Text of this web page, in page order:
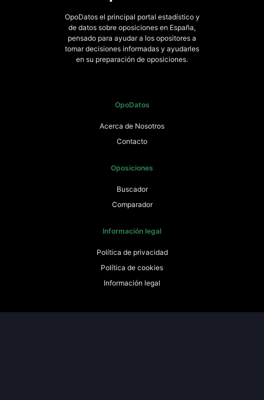
OpoDatos el principal portal estadístico y
de datos sobre oposiciones en España,
pensado para ayudar a los opositores a
tomar decisiones informadas y ayudarles
en su preparación de oposiciones.
OpoDatos
Acerca de Nosotros
Contacto
Oposiciones
Buscador
Comparador
Información legal
Política de privacidad
Política de cookies
Información legal